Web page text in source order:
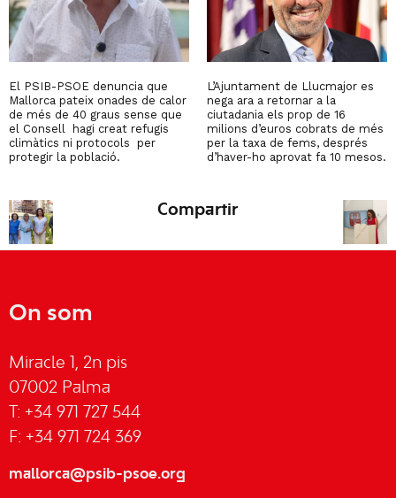
El PSIB-PSOE denuncia que
Mallorca pateix onades de calor
de més de 40 graus sense que
el Consell hagi creat refugis
climàtics ni protocols per
protegir la població.
L’Ajuntament de Llucmajor es
nega ara a retornar a la
ciutadania els prop de 16
milions d’euros cobrats de més
per la taxa de fems, després
d’haver-ho aprovat fa 10 mesos.
Compartir
On som
Miracle 1, 2n pis
07002 Palma
T: +34 971 727 544
F: +34 971 724 369
mallorca@psib-psoe.org